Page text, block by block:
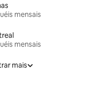
mensais
mensais
mais